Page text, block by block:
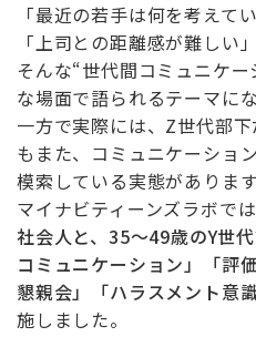
「最近の若手は何を考えて
「上司との距離感が難しい」
そんな“世代間コミュニケー
な場面で語られるテーマにな
一方で実際には、 Z世代部
もまた、コミュニケーショ
模索している実態があります
マイナビティーンズラボでは
社会人と、35〜49歳のY世
コミュニケーション」「評
懇親会」「ハラスメント意
施しました。